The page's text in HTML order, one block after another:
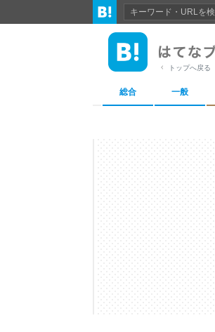
トップへ戻る
総合 一般